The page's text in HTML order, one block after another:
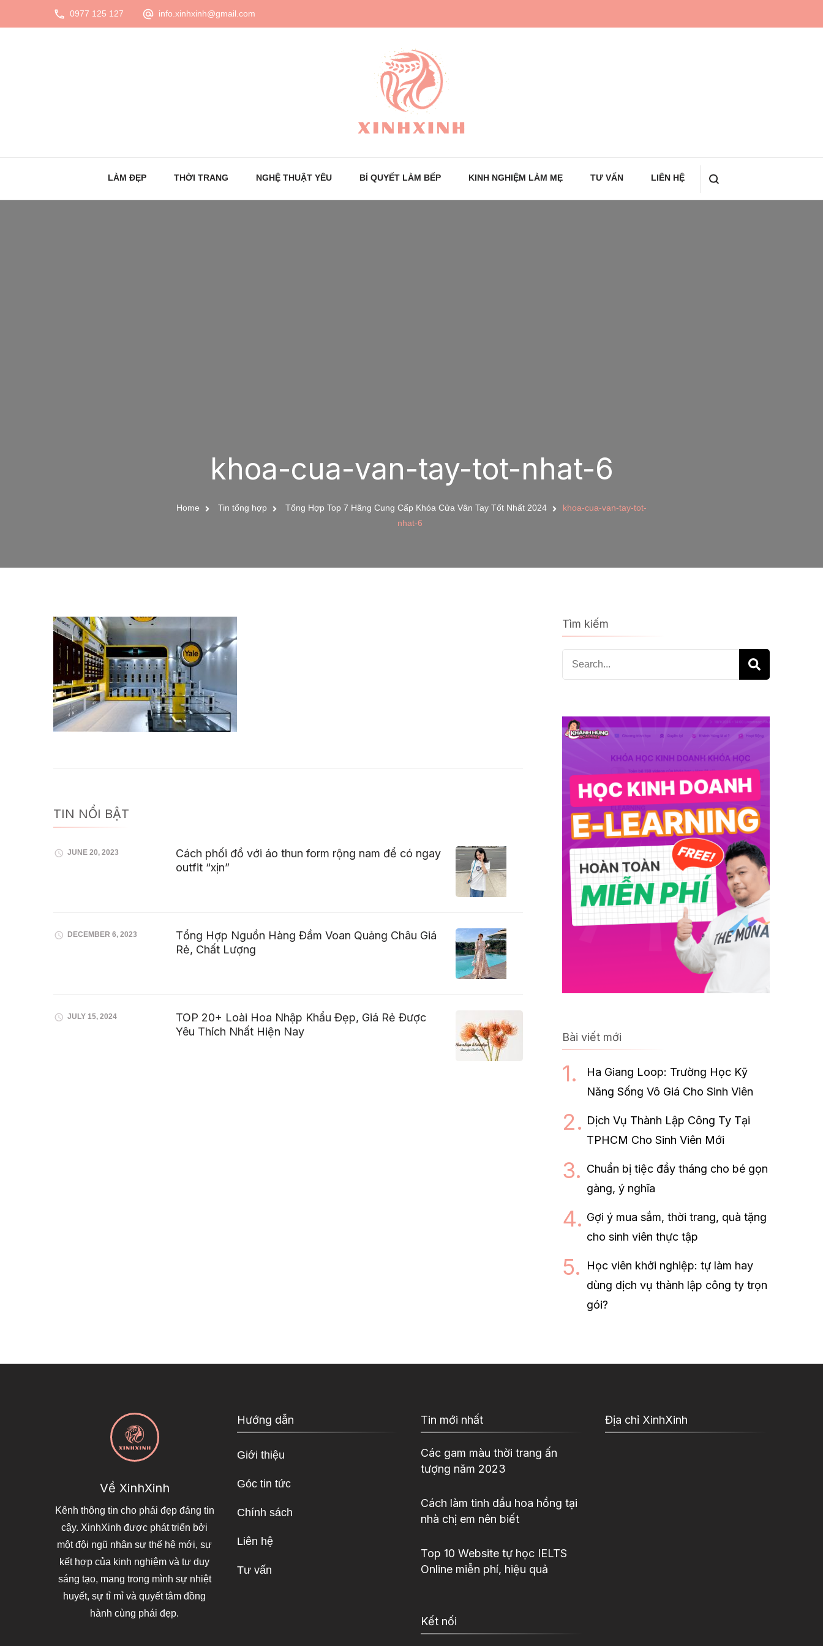
0977 125 127 info.xinhxinh@gmail.com
XinhXinh
Trang tin tức cho phái đẹp
LÀM ĐẸP THỜI TRANG NGHỆ THUẬT YÊU BÍ QUYẾT LÀM BẾP KINH NGHIỆM LÀM MẸ TƯ VẤN LIÊN HỆ
khoa-cua-van-tay-tot-nhat-6
Home Tin tổng hợp Tổng Hợp Top 7 Hãng Cung Cấp Khóa Cửa Vân Tay Tốt Nhất 2024
khoa-cua-van-tay-tot-
nhat-6
TIN NỔI BẬT
JUNE 20, 2023
Cách phối đồ với áo thun form rộng nam để có ngay
outfit “xịn”
DECEMBER 6, 2023
Tổng Hợp Nguồn Hàng Đầm Voan Quảng Châu Giá
Rẻ, Chất Lượng
JULY 15, 2024
TOP 20+ Loài Hoa Nhập Khẩu Đẹp, Giá Rẻ Được
Yêu Thích Nhất Hiện Nay
Tìm kiếm
Search
for:
Bài viết mới
Ha Giang Loop: Trường Học Kỹ
Năng Sống Vô Giá Cho Sinh Viên
Dịch Vụ Thành Lập Công Ty Tại
TPHCM Cho Sinh Viên Mới
Chuẩn bị tiệc đầy tháng cho bé gọn
gàng, ý nghĩa
Gợi ý mua sắm, thời trang, quà tặng
cho sinh viên thực tập
Học viên khởi nghiệp: tự làm hay
dùng dịch vụ thành lập công ty trọn
gói?
Về XinhXinh
Kênh thông tin cho phái đẹp đáng tin
cậy. XinhXinh được phát triển bởi
một đội ngũ nhân sự thế hệ mới, sự
kết hợp của kinh nghiệm và tư duy
sáng tạo, mang trong mình sự nhiệt
huyết, sự tỉ mỉ và quyết tâm đồng
hành cùng phái đẹp.
Hướng dẫn
Giới thiệu
Góc tin tức
Chính sách
Liên hệ
Tư vấn
Tin mới nhất
Các gam màu thời trang ấn
tượng năm 2023
Cách làm tinh dầu hoa hồng tại
nhà chị em nên biết
Top 10 Website tự học IELTS
Online miễn phí, hiệu quả
Kết nối
Địa chỉ XinhXinh